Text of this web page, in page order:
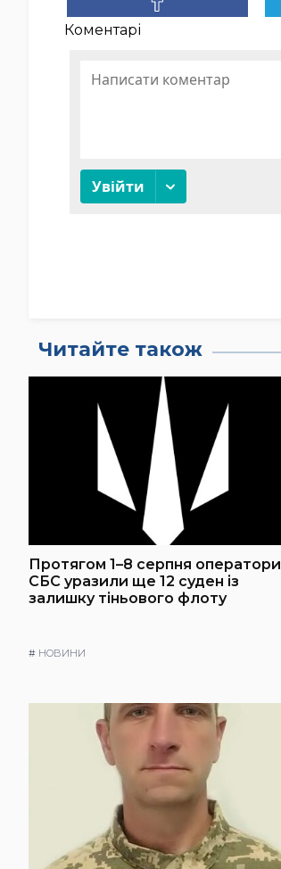
Коментарі
Читайте також
Протягом 1–8 серпня оператори
СБС уразили ще 12 суден із
залишку тіньового флоту
# НОВИНИ